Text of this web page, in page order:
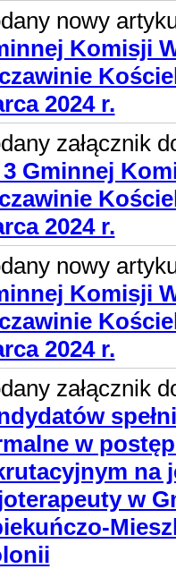
nowy
Komisji
2024 r.
załącznik
Gminnej
2024 r.
nowy
Komisji
2024 r.
załącznik
w
na
w